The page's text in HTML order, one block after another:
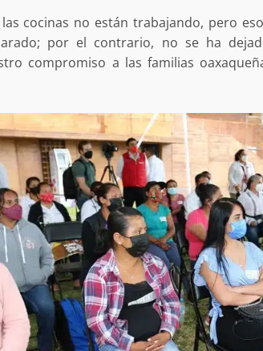
cocinas no están trabajando, pero
por el contrario, no se ha
compromiso a las familias
SE BUSCA A RECIÉN NACIDA.
admin 17 octubre 2024